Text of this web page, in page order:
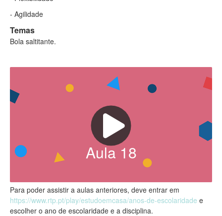
- Agilidade
Temas
Bola saltitante.
Aula18
Para poder assistir a aulas anteriores, deve entrar em
https://www.rtp.pt/play/estudoemcasa/anos-de-escolaridade e
escolher o ano de escolaridade e a disciplina.